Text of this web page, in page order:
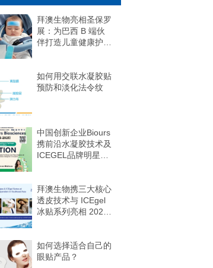
拜澳生物亮相圣保罗
展：为巴西 B 端伙
伴打造儿童健康护理
理蓝海
如何用交联水凝胶贴
预防和淡化法令纹
中国创新企业Biours
携前沿水凝胶技术及
ICEGEL品牌明星产
际美容个护展
拜澳生物携三大核心
透皮技术与 ICEgel
冰贴系列亮相 2025
格局
如何选择适合自己的
眼贴产品？